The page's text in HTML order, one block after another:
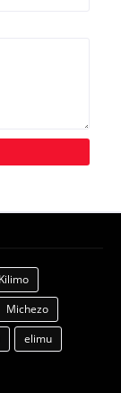
Kilimo
Michezo
elimu